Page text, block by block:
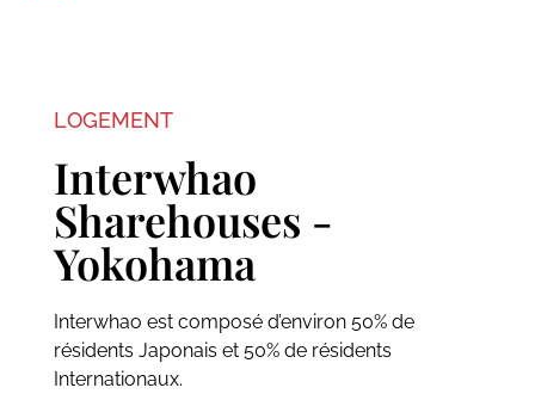
LOGEMENT
Interwhao
Sharehouses -
Yokohama
Interwhao est composé d’environ 50% de
résidents Japonais et 50% de résidents
Internationaux.